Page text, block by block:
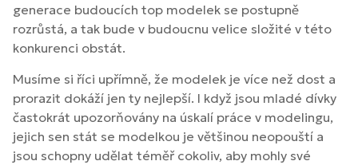
generace budoucích top modelek se postupně
rozrůstá, a tak bude v budoucnu velice složité v této
konkurenci obstát.
Musíme si říci upřímně, že modelek je více než dost a
prorazit dokáží jen ty nejlepší. I když jsou mladé dívky
častokrát upozorňovány na úskalí práce v modelingu,
jejich sen stát se modelkou je většinou neopouští a
jsou schopny udělat téměř cokoliv, aby mohly své